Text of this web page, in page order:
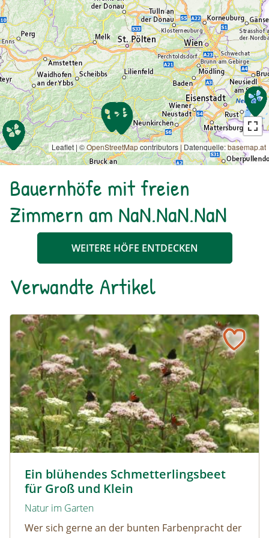
Leaflet | ©OpenStreetMapcontributors | Datenquelle:basemap.at
Bauernhöfe mit freien
Zimmern am NaN.NaN.NaN
WEITERE HÖFE ENTDECKEN
Verwandte Artikel
Ein blühendes Schmetterlingsbeet
für Groß und Klein
Natur im Garten
Wer sich gerne an der bunten Farbenpracht der
Ein blühendes Schmetterlingsbeet für Groß und Klein